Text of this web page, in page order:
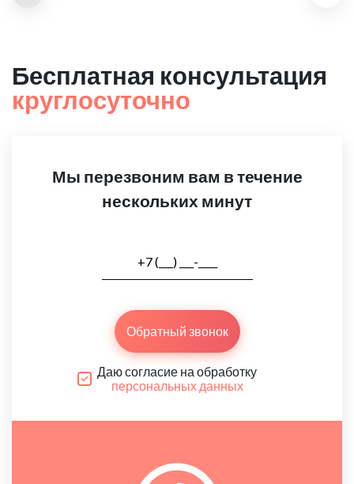
Бесплатная консультация
круглосуточно
Мы перезвоним вам в течение
нескольких минут
Обратный звонок
Даю согласие на обработку
персональных данных